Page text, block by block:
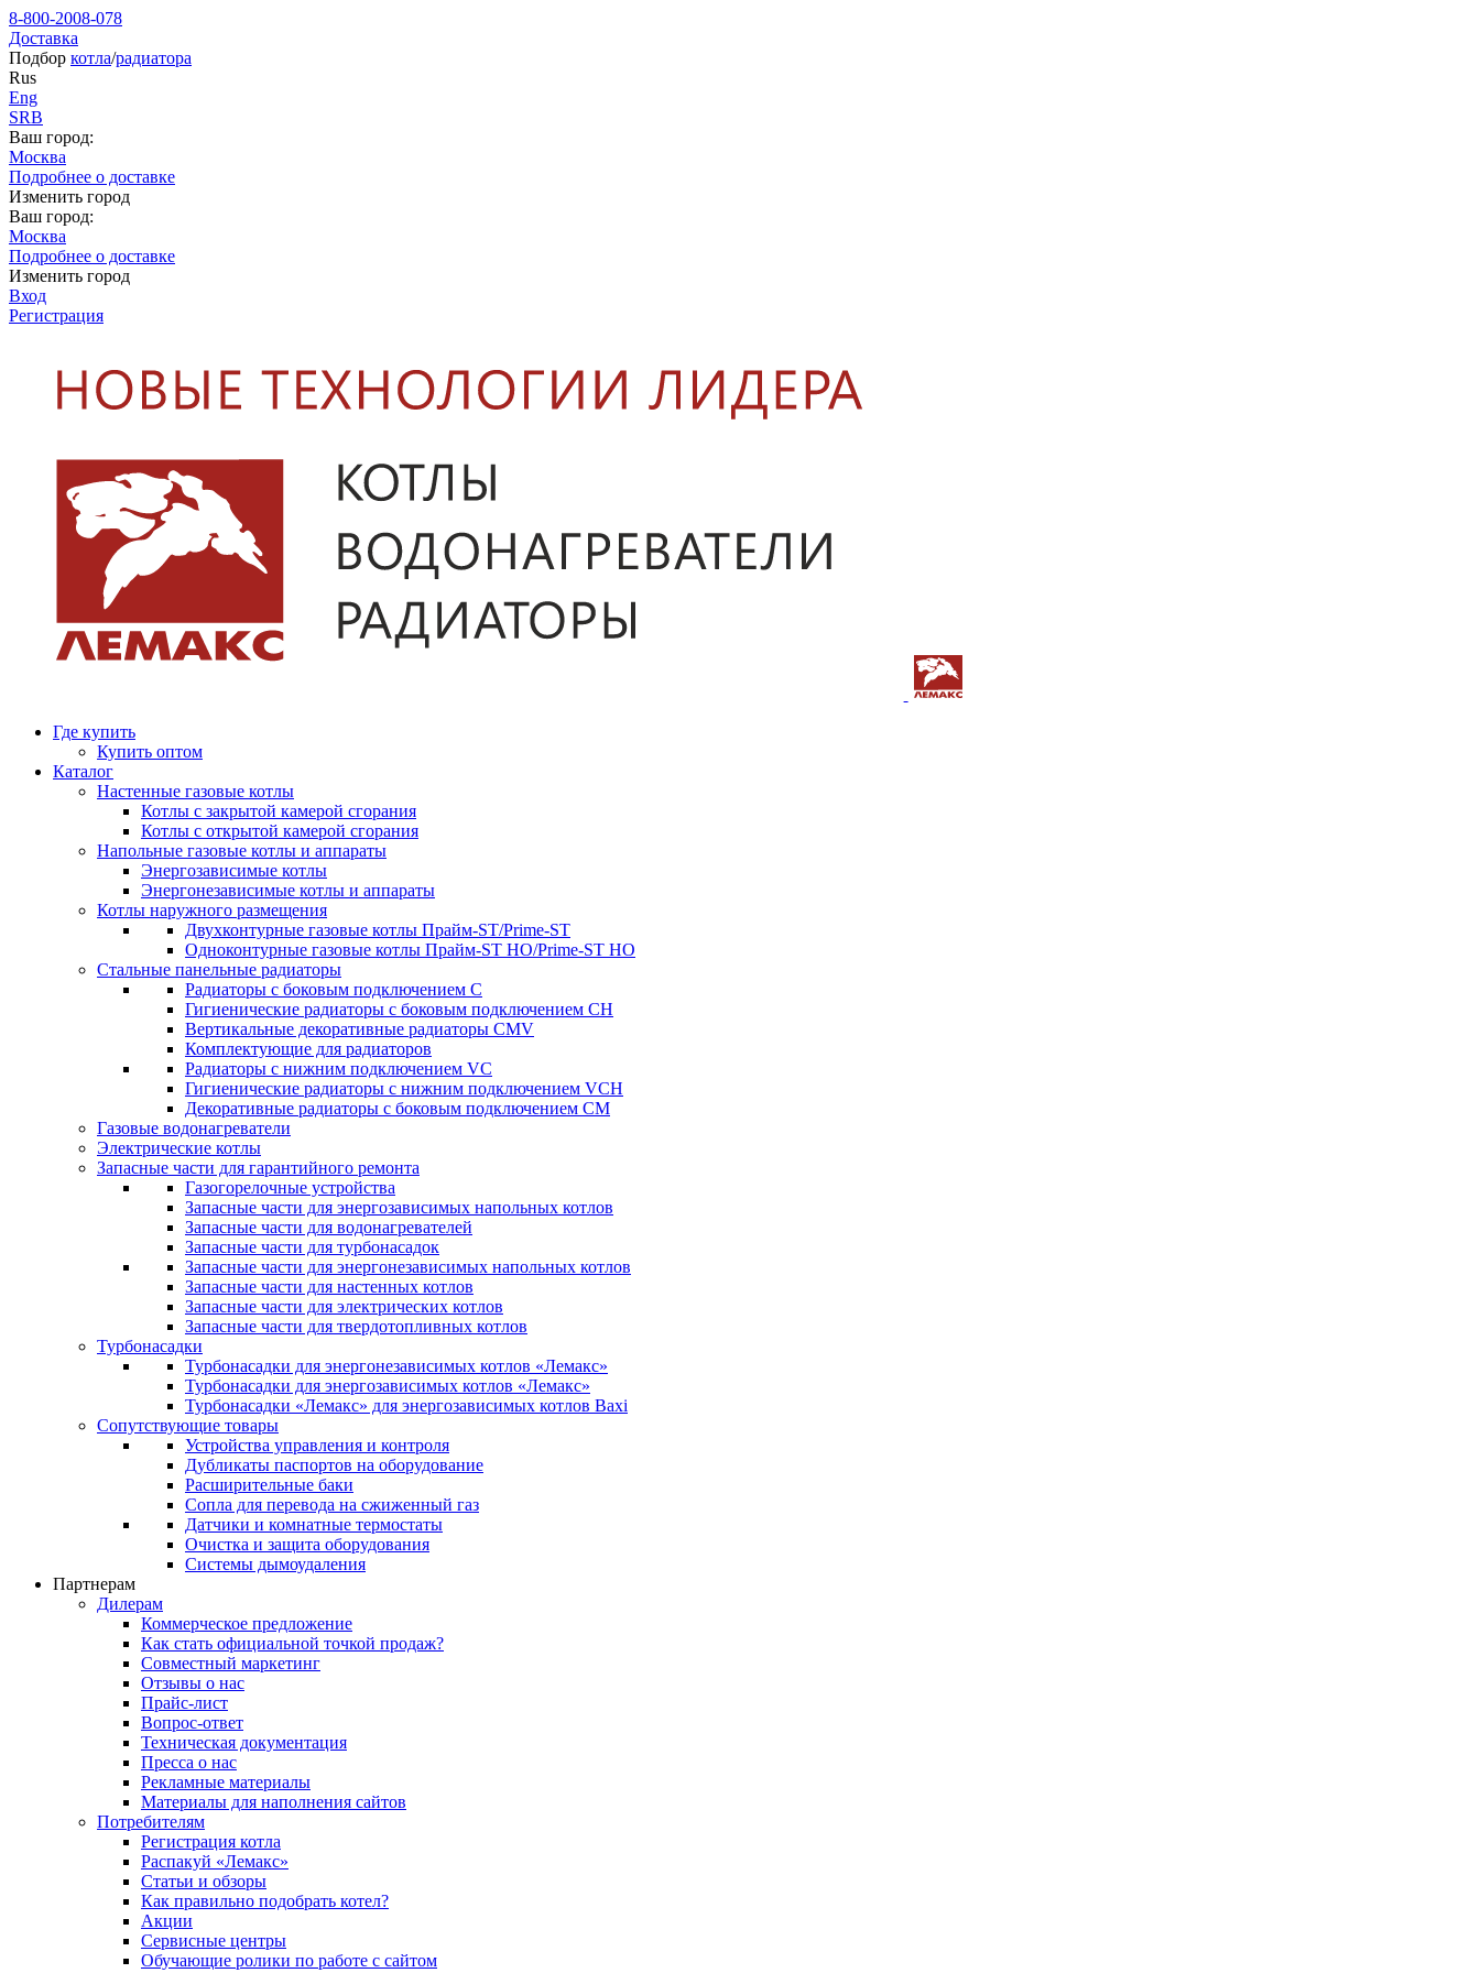
8-800-2008-078
Доставка
Подбор котла/радиатора
Rus
Eng
SRB
Ваш город:
Москва
Подробнее о доставке
Изменить город
Ваш город:
Москва
Подробнее о доставке
Изменить город
Вход
Регистрация
Где купить
Купить оптом
Каталог
Настенные газовые котлы
Котлы с закрытой камерой сгорания
Котлы с открытой камерой сгорания
Напольные газовые котлы и аппараты
Энергозависимые котлы
Энергонезависимые котлы и аппараты
Котлы наружного размещения
Двухконтурные газовые котлы Прайм-ST/Prime-ST
Одноконтурные газовые котлы Прайм-ST HO/Prime-ST HO
Стальные панельные радиаторы
Радиаторы c боковым подключением C
Гигиенические радиаторы c боковым подключением CH
Вертикальные декоративные радиаторы CMV
Комплектующие для радиаторов
Радиаторы c нижним подключением VC
Гигиенические радиаторы c нижним подключением VCH
Декоративные радиаторы с боковым подключением CM
Газовые водонагреватели
Электрические котлы
Запасные части для гарантийного ремонта
Газогорелочные устройства
Запасные части для энергозависимых напольных котлов
Запасные части для водонагревателей
Запасные части для турбонасадок
Запасные части для энергонезависимых напольных котлов
Запасные части для настенных котлов
Запасные части для электрических котлов
Запасные части для твердотопливных котлов
Турбонасадки
Турбонасадки для энергонезависимых котлов «Лемакс»
Турбонасадки для энергозависимых котлов «Лемакс»
Турбонасадки «Лемакс» для энергозависимых котлов Baxi
Сопутствующие товары
Устройства управления и контроля
Дубликаты паспортов на оборудование
Расширительные баки
Сопла для перевода на сжиженный газ
Датчики и комнатные термостаты
Очистка и защита оборудования
Системы дымоудаления
Партнерам
Дилерам
Коммерческое предложение
Как стать официальной точкой продаж?
Совместный маркетинг
Отзывы о нас
Прайс-лист
Вопрос-ответ
Техническая документация
Пресса о нас
Рекламные материалы
Материалы для наполнения сайтов
Потребителям
Регистрация котла
Распакуй «Лемакс»
Статьи и обзоры
Как правильно подобрать котел?
Акции
Сервисные центры
Обучающие ролики по работе с сайтом